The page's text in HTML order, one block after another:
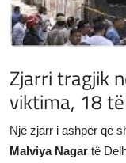
Shqip
Zjarri tragjik
viktima, 18
Një zjarr i ashpër që
Malviya Nagar të